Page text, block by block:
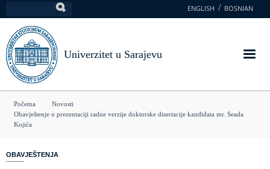
na
glavni
sadržaj
ENGLISH BOSNIAN
Univerzitet u Sarajevu
You
are
Početna
Novosti
Obavještenje o prezentaciji radne verzije doktorske disertacije kandidata mr. Seada
Kojića
OBAVJEŠTENJA